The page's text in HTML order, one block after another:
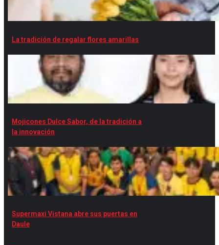
La tradición de regalar flores amarillas
Mojicones Dulce Sabor, de la tradición a
la innovación
Supermaxi Vistana abre sus puertas en
Daule